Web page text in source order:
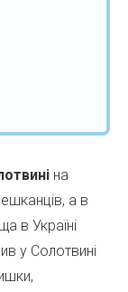
на
а в
в Україні
у Солотвині